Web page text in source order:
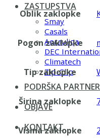
ZASTUPSTVA
Smay
Casals
Aerauliqa
DEC
Climatech
Zip-Clip
PODRŠKA
OBJAVE
KONTAKT
Oblik zaklopke
Pogon zaklopke
Tip zaklopke
Širina zaklopke
Visina zaklopke